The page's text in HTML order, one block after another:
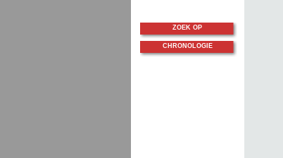
ZOEK OP
CHRONOLOGIE